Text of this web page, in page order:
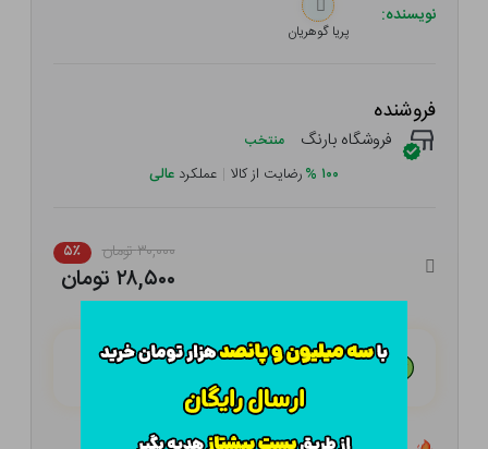
نویسنده:
پریا گوهریان
فروشنده
فروشگاه بارنگ منتخب
۱۰۰ %رضایت از کالا | عملکرد عالی
۳۰,۰۰۰ تومان ۵٪
۲۸,۵۰۰ تومان
هـر قسط با تــرب‌پــی:۷,۱۲۵ تومان